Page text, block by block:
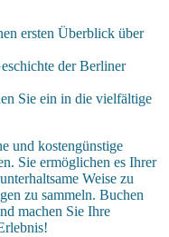
ersten Überblick über
der Berliner
Sie ein in die vielfältige
und kostengünstige
Sie ermöglichen es Ihrer
Weise zu
zu sammeln. Buchen
machen Sie Ihre